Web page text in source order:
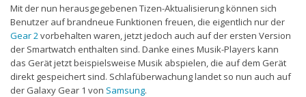
Mit der nun herausgegebenen Tizen-Aktualisierung können sich
Benutzer auf brandneue Funktionen freuen, die eigentlich nur der
Gear 2vorbehalten waren, jetzt jedoch auch auf der ersten Version
der Smartwatch enthalten sind. Danke eines Musik-Players kann
das Gerät jetzt beispielsweise Musik abspielen, die auf dem Gerät
direkt gespeichert sind. Schlafüberwachung landet so nun auch auf
der Galaxy Gear 1 von Samsung.